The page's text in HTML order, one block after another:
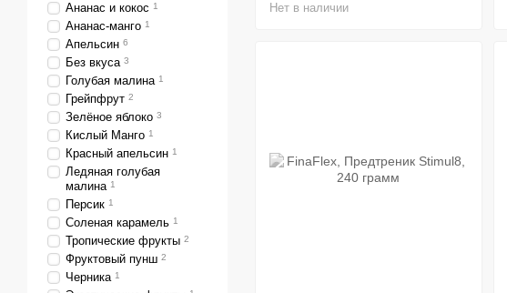
Нет в наличии
Ананас и кокос 1
Ананас-манго 1
Апельсин 6
Без вкуса 3
Голубая малина 1
Грейпфрут 2
Зелёное яблоко 3
Кислый Манго 1
Красный апельсин 1
Ледяная голубая
малина 1
Персик 1
Соленая карамель 1
Тропические фрукты 2
Фруктовый пунш 2
Черника 1